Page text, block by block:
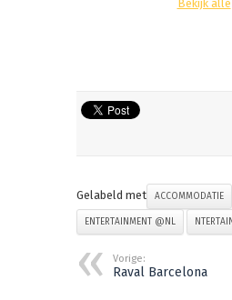
Bekijk alle
Gelabeld met ACCOMMODATIE
ENTERTAINMENT @NL
Vorige:
Raval Barcelona